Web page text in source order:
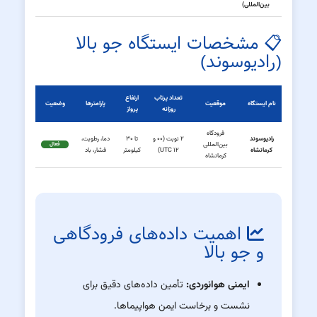
بین‌المللی)
📋 مشخصات ایستگاه جو بالا
(رادیوسوند)
نام ایستگاه موقعیت
تعداد پرتاب
روزانه
ارتفاع
پرواز
پارامترها وضعیت
رادیوسوند
کرمانشاه
فرودگاه
بین‌المللی
کرمانشاه
۲ نوبت (۰۰ و
۱۲ UTC)
تا ۳۰
کیلومتر
دما، رطوبت،
فشار، باد
فعال
اهمیت داده‌های فرودگاهی
و جو بالا
ایمنی هوانوردی: تأمین داده‌های دقیق برای
نشست و برخاست ایمن هواپیماها.